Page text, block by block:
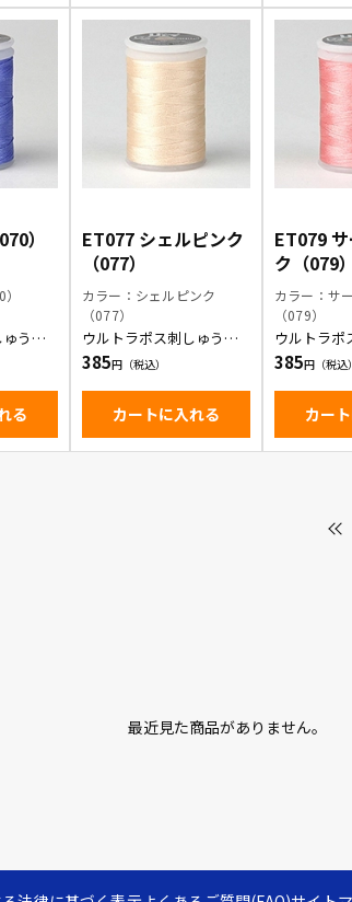
）
う糸/
る
ET077 シェルピンク
（077）
カラー：シェルピンク
（077）
ウルトラポス刺しゅう糸/
シェルピンク
385
カートに入れる
ET079
ク（079）
カラー：サ
（079）
ウルトラポ
サーモンピ
385
カー
最近見た商品がありません。